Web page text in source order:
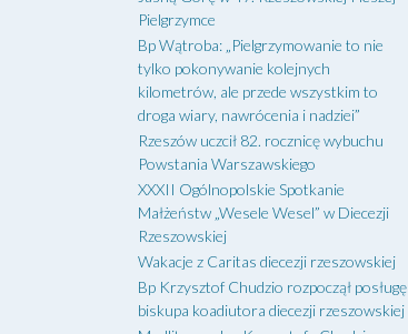
Pielgrzymce
Bp Wątroba: „Pielgrzymowanie to nie
tylko pokonywanie kolejnych
kilometrów, ale przede wszystkim to
droga wiary, nawrócenia i nadziei”
Rzeszów uczcił 82. rocznicę wybuchu
Powstania Warszawskiego
XXXII Ogólnopolskie Spotkanie
Małżeństw „Wesele Wesel” w Diecezji
Rzeszowskiej
Wakacje z Caritas diecezji rzeszowskiej
Bp Krzysztof Chudzio rozpoczął posługę
biskupa koadiutora diecezji rzeszowskiej